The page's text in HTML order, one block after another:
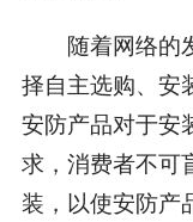
随着网络的发
择自主选购、安
安防产品对于安
求，消费者不可
装，以使安防产